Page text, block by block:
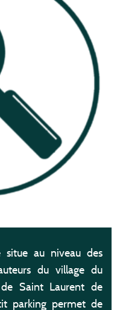
situe au niveau des
du village du
Saint Laurent de
parking permet de